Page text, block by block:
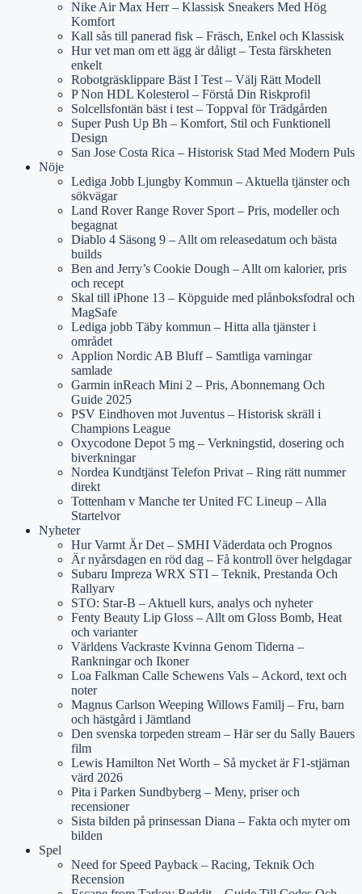
Nike Air Max Herr – Klassisk Sneakers Med Hög
Komfort
Kall sås till panerad fisk – Fräsch, Enkel och Klassisk
Hur vet man om ett ägg är dåligt – Testa färskheten
enkelt
Robotgräsklippare Bäst I Test – Välj Rätt Modell
P Non HDL Kolesterol – Förstå Din Riskprofil
Solcellsfontän bäst i test – Toppval för Trädgården
Super Push Up Bh – Komfort, Stil och Funktionell
Design
San Jose Costa Rica – Historisk Stad Med Modern Puls
Nöje
Lediga Jobb Ljungby Kommun – Aktuella tjänster och
sökvägar
Land Rover Range Rover Sport – Pris, modeller och
begagnat
Diablo 4 Säsong 9 – Allt om releasedatum och bästa
builds
Ben and Jerry’s Cookie Dough – Allt om kalorier, pris
och recept
Skal till iPhone 13 – Köpguide med plånboksfodral och
MagSafe
Lediga jobb Täby kommun – Hitta alla tjänster i
området
Applion Nordic AB Bluff – Samtliga varningar
samlade
Garmin inReach Mini 2 – Pris, Abonnemang Och
Guide 2025
PSV Eindhoven mot Juventus – Historisk skräll i
Champions League
Oxycodone Depot 5 mg – Verkningstid, dosering och
biverkningar
Nordea Kundtjänst Telefon Privat – Ring rätt nummer
direkt
Tottenham v Manche ter United FC Lineup – Alla
Startelvor
Nyheter
Hur Varmt Är Det – SMHI Väderdata och Prognos
Är nyårsdagen en röd dag – Få kontroll över helgdagar
Subaru Impreza WRX STI – Teknik, Prestanda Och
Rallyarv
STO: Star-B – Aktuell kurs, analys och nyheter
Fenty Beauty Lip Gloss – Allt om Gloss Bomb, Heat
och varianter
Världens Vackraste Kvinna Genom Tiderna –
Rankningar och Ikoner
Loa Falkman Calle Schewens Vals – Ackord, text och
noter
Magnus Carlson Weeping Willows Familj – Fru, barn
och hästgård i Jämtland
Den svenska torpeden stream – Här ser du Sally Bauers
film
Lewis Hamilton Net Worth – Så mycket är F1-stjärnan
värd 2026
Pita i Parken Sundbyberg – Meny, priser och
recensioner
Sista bilden på prinsessan Diana – Fakta och myter om
bilden
Spel
Need for Speed Payback – Racing, Teknik Och
Recension